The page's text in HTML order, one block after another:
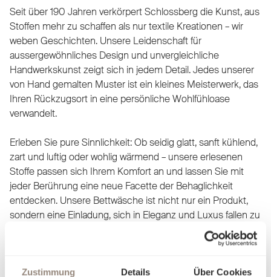
Zustimmung Details Über Cookies
Seit über 190 Jahren verkörpert Schlossberg die Kunst, aus
Stoffen mehr zu schaffen als nur textile Kreationen – wir
weben Geschichten. Unsere Leidenschaft für
aussergewöhnliches Design und unvergleichliche
Handwerkskunst zeigt sich in jedem Detail. Jedes unserer
von Hand gemalten Muster ist ein kleines Meisterwerk, das
Ihren Rückzugsort in eine persönliche Wohlfühloase
verwandelt.
Erleben Sie pure Sinnlichkeit: Ob seidig glatt, sanft kühlend,
zart und luftig oder wohlig wärmend – unsere erlesenen
Stoffe passen sich Ihrem Komfort an und lassen Sie mit
jeder Berührung eine neue Facette der Behaglichkeit
entdecken. Unsere Bettwäsche ist nicht nur ein Produkt,
sondern eine Einladung, sich in Eleganz und Luxus fallen zu
lassen. Finden Sie heraus, worin Sie sich am besten
aufgehoben fühlen, und träumen Sie sich in Welten, die nur